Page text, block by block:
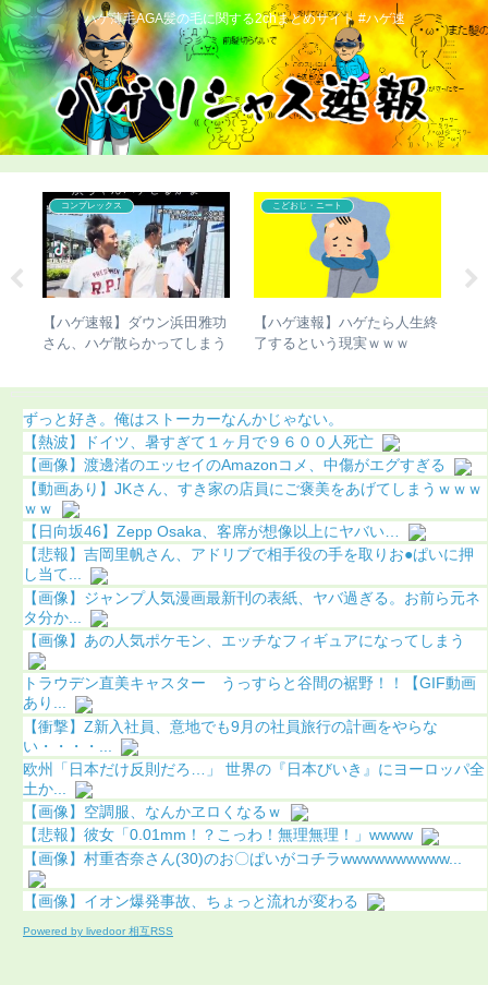
ハゲ薄毛AGA髪の毛に関する2chまとめサイト #ハゲ速
コンプレックス
【ハゲ速報】イケおぢさん、
若い女子をSNSで募集した結
こどおじ・ニート
【人権速報】骨延長のこびさ
ん、最悪の事態に（画像あ
ずっと好き。俺はストーカーなんかじゃない。
【熱波】ドイツ、暑すぎて１ヶ月で９６００人死亡
【画像】渡邊渚のエッセイのAmazonコメ、中傷がエグすぎる
【動画あり】JKさん、すき家の店員にご褒美をあげてしまうｗｗｗ
ｗｗ
【日向坂46】Zepp Osaka、客席が想像以上にヤバい…
【悲報】吉岡里帆さん、アドリブで相手役の手を取りお●ぱいに押
し当て...
【画像】ジャンプ人気漫画最新刊の表紙、ヤバ過ぎる。お前ら元ネ
タ分か...
【画像】あの人気ポケモン、エッチなフィギュアになってしまう
トラウデン直美キャスター うっすらと谷間の裾野！！【GIF動画
あり...
【衝撃】Z新入社員、意地でも9月の社員旅行の計画をやらな
い・・・・...
欧州「日本だけ反則だろ…」 世界の『日本びいき』にヨーロッパ全
土か...
【画像】空調服、なんかヱロくなるｗ
【悲報】彼女「0.01mm！？こっわ！無理無理！」wwww
【画像】村重杏奈さん(30)のお〇ぱいがコチラwwwwwwwwww...
【画像】イオン爆発事故、ちょっと流れが変わる
Powered by livedoor 相互RSS